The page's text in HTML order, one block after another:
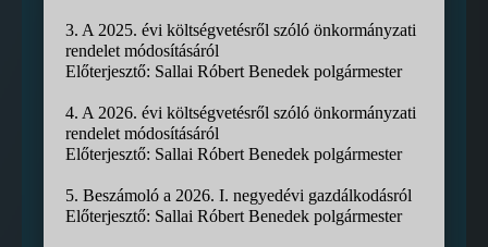
3. A 2025. évi költségvetésről szóló önkormányzati
rendelet módosításáról
Előterjesztő: Sallai Róbert Benedek polgármester
4. A 2026. évi költségvetésről szóló önkormányzati
rendelet módosításáról
Előterjesztő: Sallai Róbert Benedek polgármester
5. Beszámoló a 2026. I. negyedévi gazdálkodásról
Előterjesztő: Sallai Róbert Benedek polgármester